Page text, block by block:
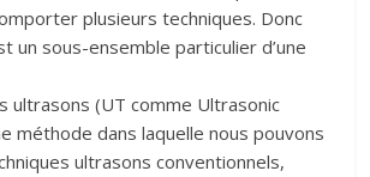
plusieurs techniques. Donc
un sous-ensemble particulier d’une
ultrasons (UT comme Ultrasonic
méthode dans laquelle nous pouvons
ultrasons conventionnels,